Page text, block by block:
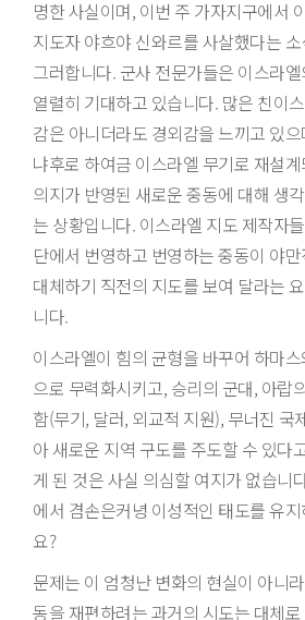
명한 사실이며, 이번 주 가자지구에서
지도자 야흐야 신와르를 사살했다는
그러합니다. 군사 전문가들은 이스라
열렬히 기대하고 있습니다. 많은 친이
감은 아니더라도 경외감을 느끼고 있
냐후로 하여금 이스라엘 무기로 재설
의지가 반영된 새로운 중동에 대해 생
는 상황입니다. 이스라엘 지도 제작자
단에서 번영하고 번영하는 중동이 야
대체하기 직전의 지도를 보여 달라는
니다.
이스라엘이 힘의 균형을 바꾸어 하마
으로 무력화시키고, 승리의 군대, 아랍
함(무기, 달러, 외교적 지원), 무너진 국
아 새로운 지역 구도를 주도할 수 있다
게 된 것은 사실 의심할 여지가 없습니
에서 겸손은커녕 이성적인 태도를 유
요?
문제는 이 엄청난 변화의 현실이 아니
동을 재편하려는 과거의 시도는 대체